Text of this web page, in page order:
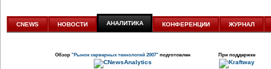
аналитике
CNEWS НОВОСТИ АНАЛИТИКА КОНФЕРЕНЦИИ ЖУРНАЛ
Обзор "Рынок серверных технологий 2007"подготовлен При поддержке